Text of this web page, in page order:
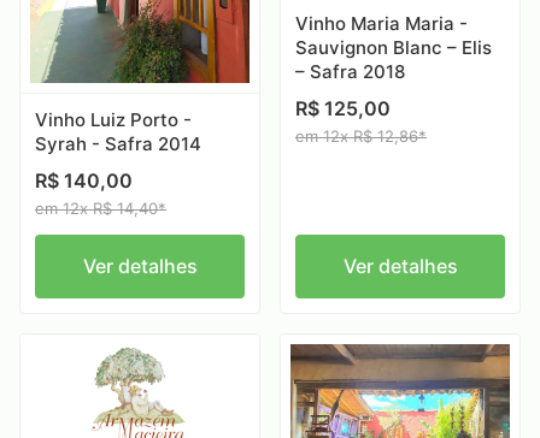
Vinho Luiz Porto -
Syrah - Safra 2014
R$ 140,00
em 12x R$ 14,40*
Ver detalhes
Vinho Maria Maria -
Sauvignon Blanc – Elis
– Safra 2018
R$ 125,00
em 12x R$ 12,86*
Ver detalhes